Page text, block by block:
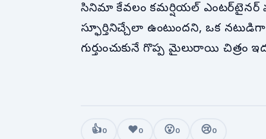
సినిమా కేవలం కమర్షియల్ ఎంటర్‌టైనర్
స్ఫూర్తినిచ్చేలా ఉంటుందని, ఒక
గుర్తుంచుకునే గొప్ప మైలురాయి
👍0 ❤️0 😮0 😢0